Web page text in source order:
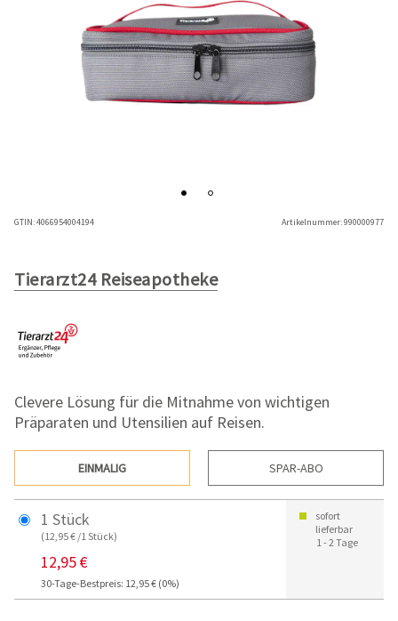
GTIN:4066954004194 Artikelnummer:990000977
Tierarzt24 Reiseapotheke
Clevere Lösung für die Mitnahme von wichtigen
Präparaten und Utensilien auf Reisen.
EINMALIG SPAR-ABO
1 Stück
(12,95 € /1 Stück)
12,95 €
30-Tage-Bestpreis: 12,95 € (0%)
sofort
lieferbar
1 - 2 Tage